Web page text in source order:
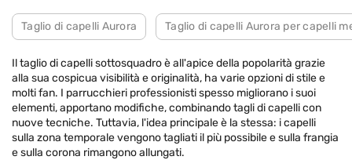
Taglio di capelli Aurora Taglio di capelli Aurora per capelli
Il taglio di capelli sottosquadro è all'apice della popolarità grazie
alla sua cospicua visibilità e originalità, ha varie opzioni di stile e
molti fan. I parrucchieri professionisti spesso migliorano i suoi
elementi, apportano modifiche, combinando tagli di capelli con
nuove tecniche. Tuttavia, l'idea principale è la stessa: i capelli
sulla zona temporale vengono tagliati il ​​più possibile e sulla frangia
e sulla corona rimangono allungati.